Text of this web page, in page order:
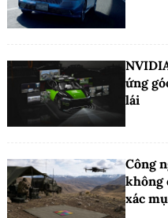
ứng
lái
Công
không
xác